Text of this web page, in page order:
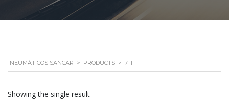
NEUMÁTICOS SANCAR > PRODUCTS > 71T
Showing the single result